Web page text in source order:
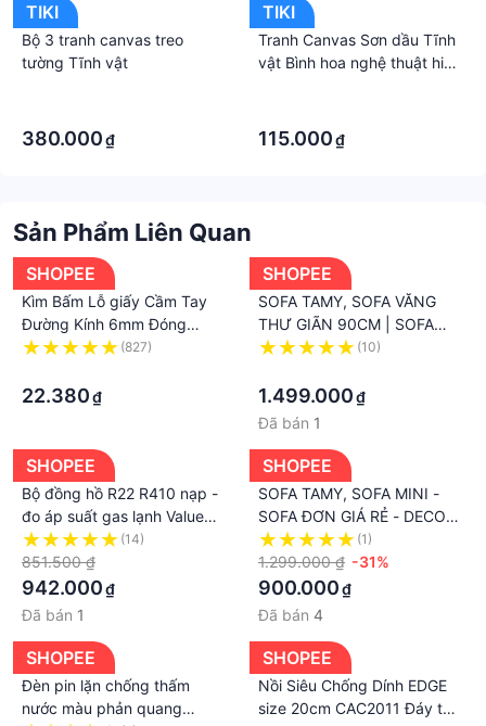
TIKI
Bộ 3 tranh canvas treo
tường Tĩnh vật
380.000₫
TIKI
Tranh Canvas Sơn dầu Tĩnh
vật Bình hoa nghệ thuật hiện
kích thước. Phù hợp nhiều
không gian sang trọng
115.000₫
Sản Phẩm Liên Quan
SHOPEE
Kìm Bấm Lỗ giấy Cầm Tay
Đường Kính 6mm Đóng
Được 1-8 Trang Giấy
(827)
22.380₫
SHOPEE
SOFA TAMY, SOFA VĂNG
THƯ GIÃN 90CM | SOFA
1M2 | SOFA 1M7 - HUFU
(10)
1.499.000₫
Đã bán 1
SHOPEE
Bộ đồng hồ R22 R410 nạp -
đo áp suất gas lạnh Value
VMG-2-R410A-B VMG-2-
R22-B Kèm dây TD
(14)
851.500 ₫
942.000₫
Đã bán 1
SHOPEE
SOFA TAMY, SOFA MINI -
SOFA ĐƠN GIÁ RẺ - DECOR
VMC
(1)
1.299.000 ₫ -31%
900.000₫
Đã bán 4
SHOPEE
Đèn pin lặn chống thấm
nước màu phản quang
SHOPEE
Nồi Siêu Chống Dính EDGE
size 20cm CAC2011 Đáy từ -